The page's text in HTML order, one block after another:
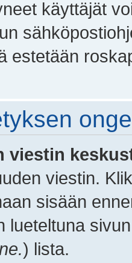
käyttäjät
estetään
viestin
viestin.
sisään
lueteltuna
) lista.